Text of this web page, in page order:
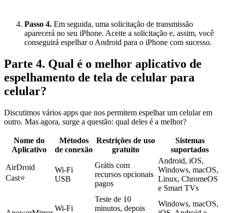
Passo 4. Em seguida, uma solicitação de transmissão
aparecerá no seu iPhone. Aceite a solicitação e, assim, você
conseguirá espelhar o Android para o iPhone com sucesso.
Parte 4. Qual é o melhor aplicativo de
espelhamento de tela de celular para
celular?
Discutimos vários apps que nos permitem espelhar um celular em
outro. Mas agora, surge a questão: qual deles é a melhor?
Nome do
Aplicativo
Métodos
de conexão
Restrições de uso
gratuito
Sistemas
suportados
AirDroid
Cast⭐
Wi‑Fi
USB
Grátis com
recursos opcionais
pagos
Android, iOS,
Windows, macOS,
Linux, ChromeOS
e Smart TVs
Wi‑Fi
Teste de 10
minutos, depois
Windows, macOS,